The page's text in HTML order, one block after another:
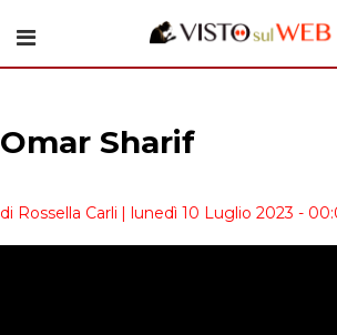
Omar Sharif
di Rossella Carli | lunedì 10 Luglio 2023 -